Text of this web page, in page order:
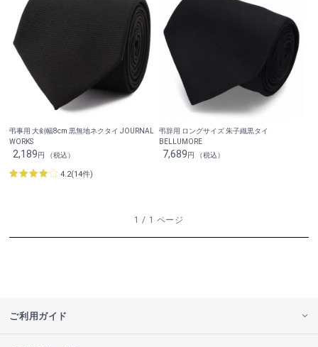
弔事用 大剣幅8cm 黒無地ネクタイ JOURNAL
WORKS
2,189円 （税込）
4.2(14件)
弔辞用 ロングサイズ 朱子織黒タイ
BELLUMORE
7,689円 （税込）
1 / 1 ページ
ご利用ガイド